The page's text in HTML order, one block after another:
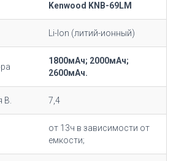
Kenwood KNB-69LM
Li-Ion (литий-ионный)
1800мАч; 2000мАч;
2600мАч.
В. 7,4
от 13ч в зависимости от
емкости;